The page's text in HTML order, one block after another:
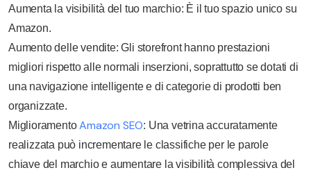
Aumenta la visibilità del tuo marchio: È il tuo spazio unico su
Amazon.
Aumento delle vendite: Gli storefront hanno prestazioni
migliori rispetto alle normali inserzioni, soprattutto se dotati di
una navigazione intelligente e di categorie di prodotti ben
organizzate.
MiglioramentoAmazon SEO: Una vetrina accuratamente
realizzata può incrementare le classifiche per le parole
chiave del marchio e aumentare la visibilità complessiva del